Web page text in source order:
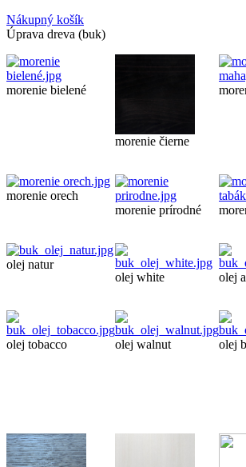
Nákupný košík
Úprava dreva (buk)
morenie bielené
morenie čierne
morenie orech
morenie prírodné
olej natur
olej white
olej
olej tobacco olej walnut olej